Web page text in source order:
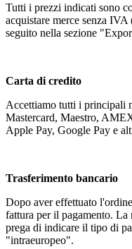
Tutti i prezzi indicati sono
acquistare merce senza
seguito nella sezione
Carta di credito
Accettiamo tutti i principali
Mastercard, Maestro,
Apple Pay, Google Pay e
Trasferimento bancario
Dopo aver effettuato
fattura per il pagamento. La
prega di indicare il tipo di
"intraeuropeo".